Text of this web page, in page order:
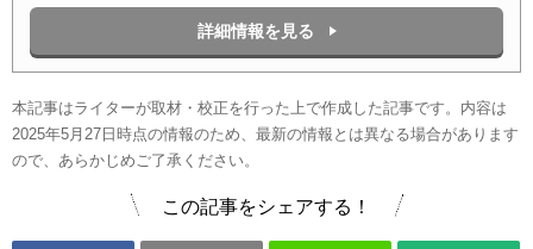
詳細情報を見る
本記事はライターが取材・校正を行った上で作成した記事です。内容は
2025年5月27日時点の情報のため、最新の情報とは異なる場合があります
ので、あらかじめご了承ください。
この記事をシェアする！